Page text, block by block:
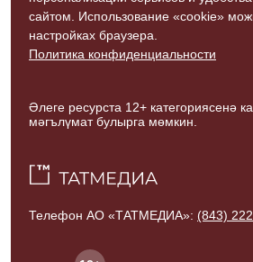
сайтом. Использование «cookie»
настройках браузера.
Политика конфиденциальности
Әлеге ресурста 12+ категориясенә
мәгълүмат булырга мөмкин.
Телефон АО «ТАТМЕДИА»: (843)